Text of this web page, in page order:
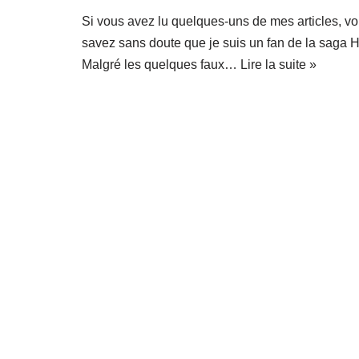
Si vous avez lu quelques-uns de mes articles,
savez sans doute que je suis un fan de la saga
Malgré les quelques faux… Lire la suite »